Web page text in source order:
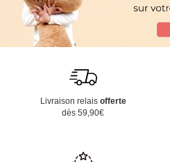
Livraison relais offerte
dès 59,90€